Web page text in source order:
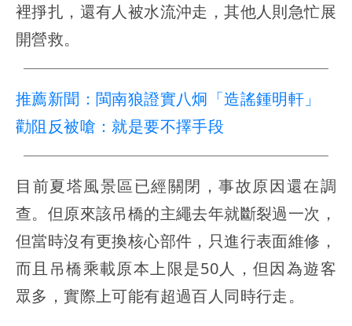
裡掙扎，還有人被水流沖走，其他人則急忙展
開營救。
推薦新聞：閩南狼證實八炯「造謠鍾明軒」
勸阻反被嗆：就是要不擇手段
目前夏塔風景區已經關閉，事故原因還在調
查。但原來該吊橋的主繩去年就斷裂過一次，
但當時沒有更換核心部件，只進行表面維修，
而且吊橋乘載原本上限是50人，但因為遊客
眾多，實際上可能有超過百人同時行走。